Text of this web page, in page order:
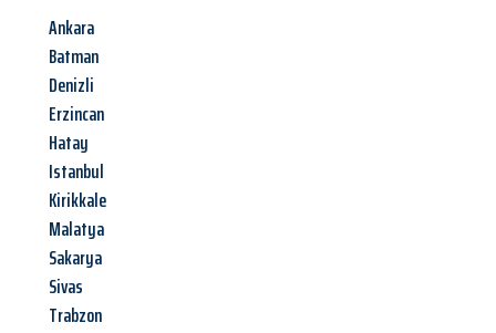
Ankara
Batman
Denizli
Erzincan
Hatay
Istanbul
Kirikkale
Malatya
Sakarya
Sivas
Trabzon